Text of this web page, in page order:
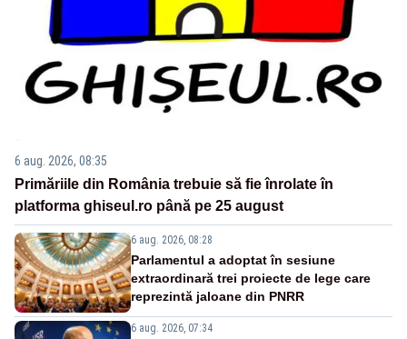
6 aug. 2026, 08:35
Primăriile din România trebuie să fie înrolate în
platforma ghiseul.ro până pe 25 august
6 aug. 2026, 08:28
Parlamentul a adoptat în sesiune
extraordinară trei proiecte de lege care
reprezintă jaloane din PNRR
6 aug. 2026, 07:34